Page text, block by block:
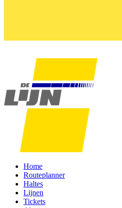
Home
Routeplanner
Haltes
Lijnen
Tickets